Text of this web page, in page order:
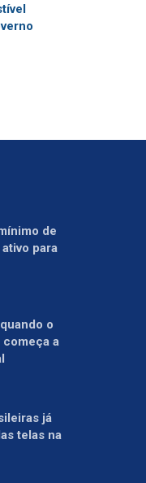
de
para
o
a
já
telas na